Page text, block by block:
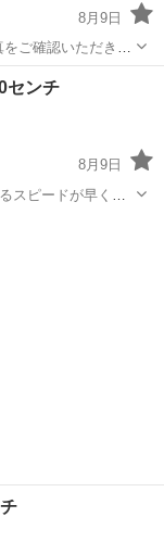
8月9日
ご確認いただきた
ので、 ご了承くだ
ャンバー
ンチ
8月9日
スピードが早く着